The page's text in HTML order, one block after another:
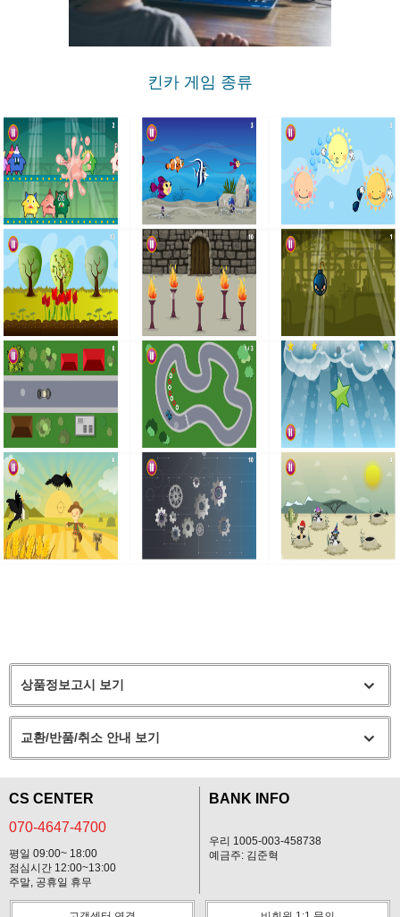
킨카 게임 종류
상품정보고시 보기
교환/반품/취소 안내 보기
CS CENTER
070-4647-4700
평일 09:00~ 18:00
점심시간 12:00~13:00
주말, 공휴일 휴무
BANK INFO
우리 1005-003-458738
예금주: 김준혁